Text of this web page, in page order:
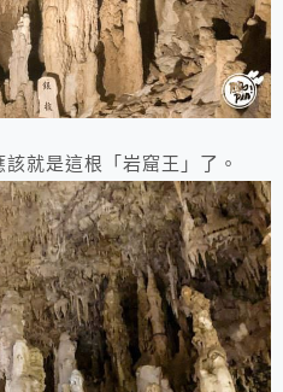
就是這根「岩窟王」了。